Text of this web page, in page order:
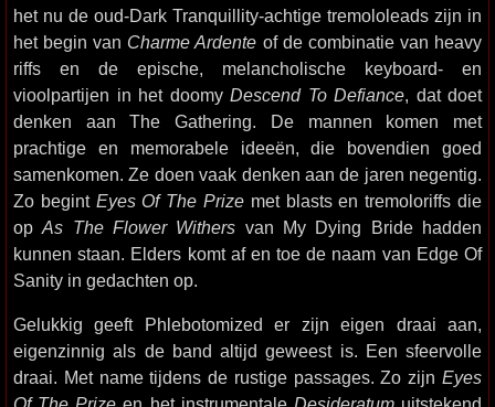
het nu de oud-Dark Tranquillity-achtige tremololeads zijn in
het begin van Charme Ardente of de combinatie van heavy
riffs en de epische, melancholische keyboard- en
vioolpartijen in het doomy Descend To Defiance, dat doet
denken aan The Gathering. De mannen komen met
prachtige en memorabele ideeën, die bovendien goed
samenkomen. Ze doen vaak denken aan de jaren negentig.
Zo begint Eyes Of The Prize met blasts en tremoloriffs die
opAs The Flower Withers van My Dying Bride hadden
kunnen staan. Elders komt af en toe de naam van Edge Of
Sanity in gedachten op.
Gelukkig geeft Phlebotomized er zijn eigen draai aan,
eigenzinnig als de band altijd geweest is. Een sfeervolle
draai. Met name tijdens de rustige passages. Zo zijn Eyes